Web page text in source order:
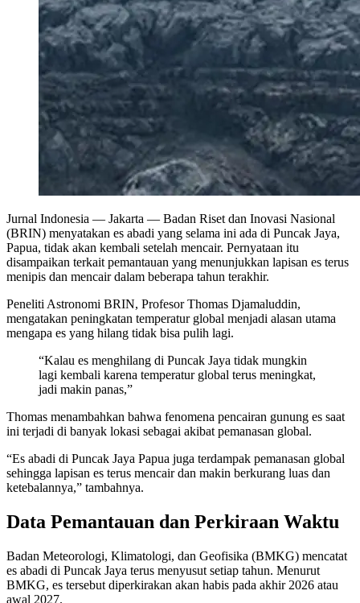
Jurnal Indonesia — Jakarta — Badan Riset dan Inovasi Nasional
(BRIN) menyatakan es abadi yang selama ini ada di Puncak Jaya,
Papua, tidak akan kembali setelah mencair. Pernyataan itu
disampaikan terkait pemantauan yang menunjukkan lapisan es terus
menipis dan mencair dalam beberapa tahun terakhir.
Peneliti Astronomi BRIN, Profesor Thomas Djamaluddin,
mengatakan peningkatan temperatur global menjadi alasan utama
mengapa es yang hilang tidak bisa pulih lagi.
“Kalau es menghilang di Puncak Jaya tidak mungkin
lagi kembali karena temperatur global terus meningkat,
jadi makin panas,”
Thomas menambahkan bahwa fenomena pencairan gunung es saat
ini terjadi di banyak lokasi sebagai akibat pemanasan global.
“Es abadi di Puncak Jaya Papua juga terdampak pemanasan global
sehingga lapisan es terus mencair dan makin berkurang luas dan
ketebalannya,” tambahnya.
Data Pemantauan dan Perkiraan Waktu
Badan Meteorologi, Klimatologi, dan Geofisika (BMKG) mencatat
es abadi di Puncak Jaya terus menyusut setiap tahun. Menurut
BMKG, es tersebut diperkirakan akan habis pada akhir 2026 atau
awal 2027.